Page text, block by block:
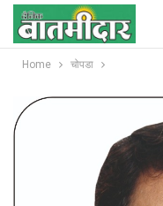
Home चोपडा